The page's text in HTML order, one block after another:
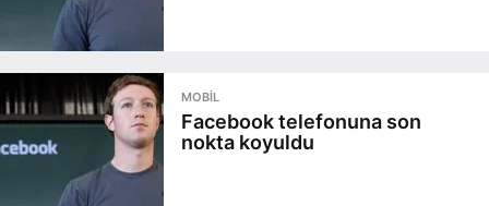
MOBIL
Facebook telefonuna son
nokta koyuldu